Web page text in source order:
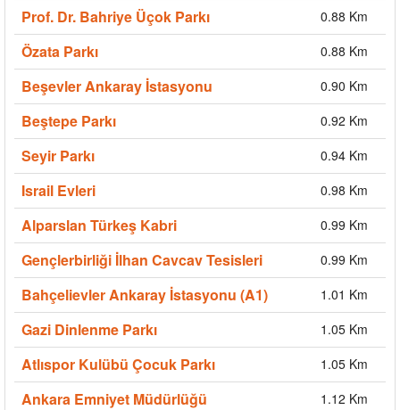
Prof. Dr. Bahriye Üçok Parkı 0.88 Km
Özata Parkı 0.88 Km
Beşevler Ankaray İstasyonu 0.90 Km
Beştepe Parkı 0.92 Km
Seyir Parkı 0.94 Km
Israil Evleri 0.98 Km
Alparslan Türkeş Kabri 0.99 Km
Gençlerbirliği İlhan Cavcav Tesisleri 0.99 Km
Bahçelievler Ankaray İstasyonu (A1) 1.01 Km
Gazi Dinlenme Parkı 1.05 Km
Atlıspor Kulübü Çocuk Parkı 1.05 Km
Ankara Emniyet Müdürlüğü 1.12 Km